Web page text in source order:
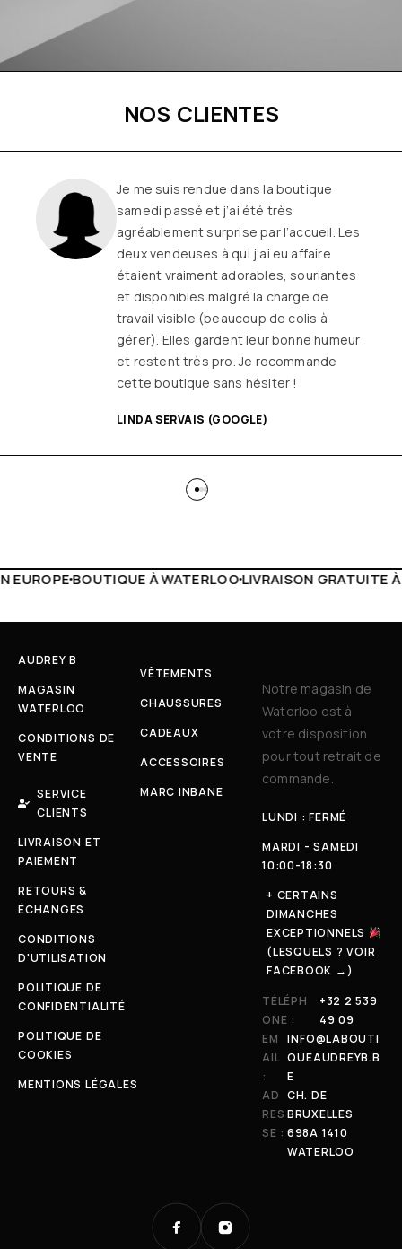
NOS CLIENTES
Une boutique familiale, à l’écoute et
remplie de joie de vivre
Les
vêtements sont de qualité, tendances
et originaux pour différentes
morphologies
et ça fait très
longtemps que j’y vais (depuis le début
ou quasiment) J’adore y faire un tour et
on ne sort jamais (ou presque) sans rien
LIVRAISON GRATUITE À PARTIR DE 150€LIVE
AUDREY B
MAGASIN
WATERLOO
CONDITIONS DE
VENTE
SERVICE
CLIENTS
LIVRAISON ET
PAIEMENT
RETOURS &
ÉCHANGES
CONDITIONS
D'UTILISATION
POLITIQUE DE
CONFIDENTIALITÉ
POLITIQUE DE
COOKIES
MENTIONS LÉGALES
VÊTEMENTS
CHAUSSURES
CADEAUX
ACCESSOIRES
MARC INBANE
Notre magasin de
Waterloo est à
votre disposition
pour tout retrait de
commande.
LUNDI : FERMÉ
MARDI - SAMEDI
10:00-18:30
+ CERTAINS
DIMANCHES
EXCEPTIONNELS
(LESQUELS ? VOIR
FACEBOOK →)
TÉLÉPH
ONE :
+32 2 539
49 09
EM
AIL
:
INFO@LABOUTI
QUEAUDREYB.B
E
AD
RES
SE :
CH. DE
BRUXELLES
698A 1410
WATERLOO